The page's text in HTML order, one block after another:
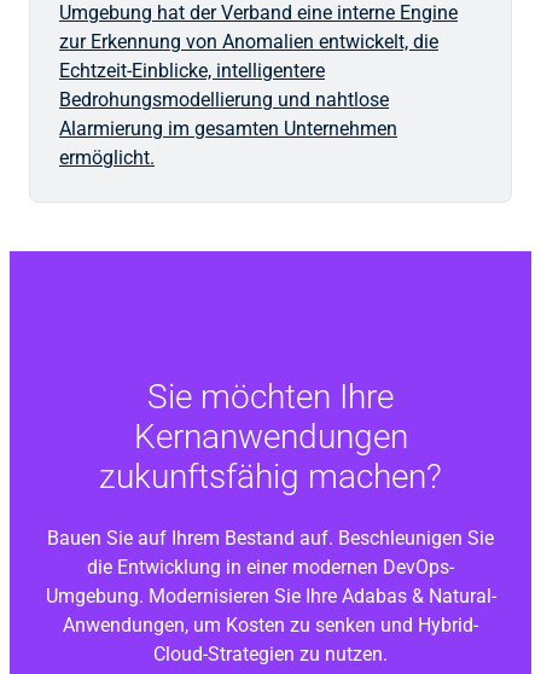
Umgebung hat der Verband eine interne Engine
zur Erkennung von Anomalien entwickelt, die
Echtzeit-Einblicke, intelligentere
Bedrohungsmodellierung und nahtlose
Alarmierung im gesamten Unternehmen
ermöglicht.
Sie möchten Ihre
Kernanwendungen
zukunftsfähig machen?
Bauen Sie auf Ihrem Bestand auf. Beschleunigen Sie
die Entwicklung in einer modernen DevOps-
Umgebung. Modernisieren Sie Ihre Adabas & Natural-
Anwendungen, um Kosten zu senken und Hybrid-
Cloud-Strategien zu nutzen.